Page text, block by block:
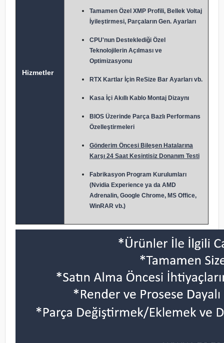
Hizmetler
Tamamen Özel XMP Profili, Bellek Voltaj
İyileştirmesi, Parçaların Gen. Ayarları
CPU'nun Desteklediği Özel
Teknolojilerin Açılması ve
Optimizasyonu
RTX Kartlar İçin ReSize Bar Ayarları vb.
Kasa İçi Akıllı Kablo Montaj Dizaynı
BIOS Üzerinde Parça Bazlı Performans
Özelleştirmeleri
Gönderim Öncesi Bileşen Hatalarına
Karşı 24 Saat Kesintisiz Donanım Testi
Fabrikasyon Program Kurulumları
(Nvidia Experience ya da AMD
Adrenalin, Google Chrome, MS Office,
WinRAR vb.)